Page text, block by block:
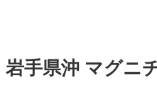
手県沖 マグニ